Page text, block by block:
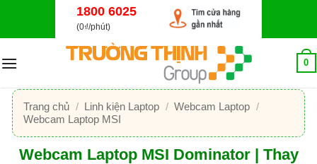
dung
1800 6025
(0₫/phút)
0
Trang chủ / Linh kiện Laptop / Webcam Laptop /
Webcam Laptop MSI
Webcam Laptop MSI Dominator | Thay